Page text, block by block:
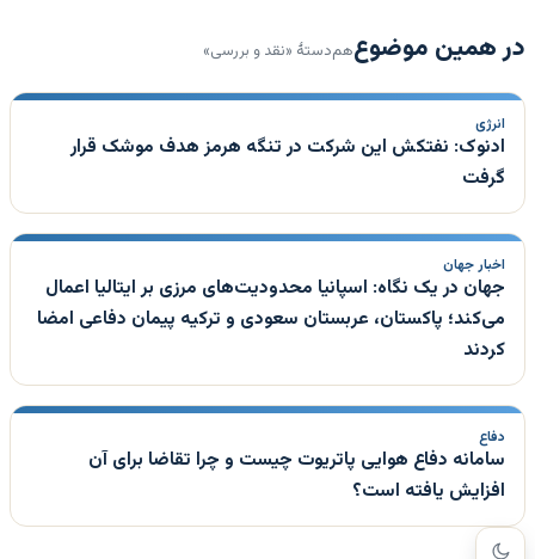
در همین موضوعهم‌دستهٔ «نقد و بررسی»
انرژی
ادنوک: نفتکش این شرکت در تنگه هرمز هدف موشک قرار
گرفت
اخبار جهان
جهان در یک نگاه: اسپانیا محدودیت‌های مرزی بر ایتالیا اعمال
می‌کند؛ پاکستان، عربستان سعودی و ترکیه پیمان دفاعی امضا
کردند
دفاع
سامانه دفاع هوایی پاتریوت چیست و چرا تقاضا برای آن
افزایش یافته است؟